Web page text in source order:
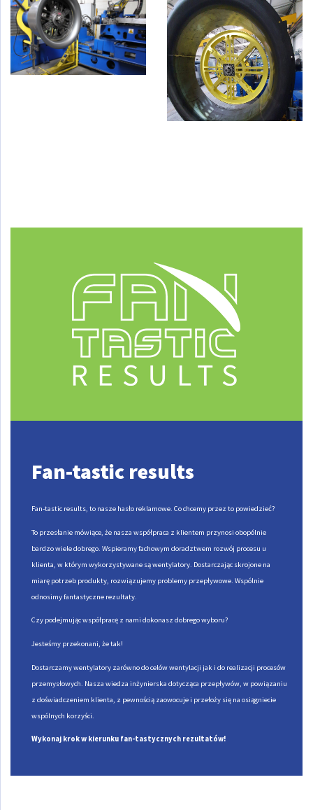
Fan-tastic results
Fan-tastic results, to nasze hasło reklamowe. Co chcemy przez to powiedzieć?
To przesłanie mówiące, że nasza współpraca z klientem przynosi obopólnie
bardzo wiele dobrego. Wspieramy fachowym doradztwem rozwój procesu u
klienta, w którym wykorzystywane są wentylatory. Dostarczając skrojone na
miarę potrzeb produkty, rozwiązujemy problemy przepływowe. Wspólnie
odnosimy fantastyczne rezultaty.
Czy podejmując współpracę z nami dokonasz dobrego wyboru?
Jesteśmy przekonani, że tak!
Dostarczamy wentylatory zarówno do celów wentylacji jak i do realizacji procesów
przemysłowych. Nasza wiedza inżynierska dotycząca przepływów, w powiązaniu
z doświadczeniem klienta, z pewnością zaowocuje i przełoży się na osiągniecie
wspólnych korzyści.
Wykonaj krok w kierunku fan-tastycznych rezultatów!